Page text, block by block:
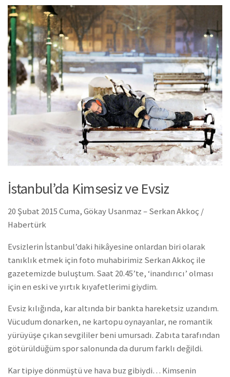
İstanbul’da Kimsesiz ve Evsiz
20 Şubat 2015 Cuma, Gökay Usanmaz – Serkan Akkoç /
Habertürk
Evsizlerin İstanbul’daki hikâyesine onlardan biri olarak
tanıklık etmek için foto muhabirimiz Serkan Akkoç ile
gazetemizde buluştum. Saat 20.45’te, ‘inandırıcı’ olması
için en eski ve yırtık kıyafetlerimi giydim.
Evsiz kılığında, kar altında bir bankta hareketsiz uzandım.
Vücudum donarken, ne kartopu oynayanlar, ne romantik
yürüyüşe çıkan sevgililer beni umursadı. Zabıta tarafından
götürüldüğüm spor salonunda da durum farklı değildi.
Kar tipiye dönmüştü ve hava buz gibiydi… Kimsenin